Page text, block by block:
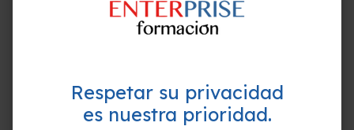
Módulo 2 La argumentación y las preguntas
Objetivos
mejor curso para ti.
Respetar su privacidad
es nuestra prioridad.